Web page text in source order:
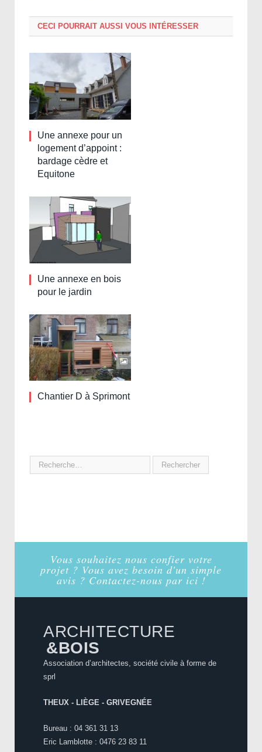
CECI POURRAIT AUSSI VOUS INTÉRESSER
Une annexe pour un
logement d’appoint :
bardage cèdre et
Equitone
Une annexe en bois
pour le jardin
Chantier D à Sprimont
Vous souhaitez nous confier votre
projet ? Vous avez besoin d'un simple
avis ? Contactez-nous par ici !
ARCHITECTURE
&BOIS
Association d’architectes, société civile à forme de
sprl
THEUX - LIÈGE - GRIVEGNÉE
Bureau : 04 361 31 13
Eric Lamblotte : 0476 23 83 11